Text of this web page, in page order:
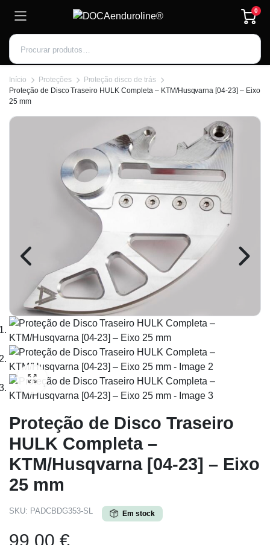
0
Início Proteções
Proteção disco de trás
Proteção de Disco Traseiro HULK Completa – KTM/Husqvarna [04-23] – Eixo
25 mm
Proteção de Disco Traseiro
HULK Completa –
KTM/Husqvarna [04-23] – Eixo
25 mm
SKU: PADCBDG353-SL Em stock
99,00 €